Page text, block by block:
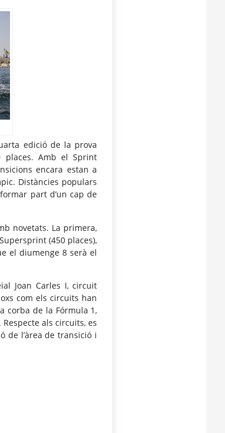
edició de la prova
places. Amb el Sprint
encara estan a
Distàncies populars
part d’un cap de
novetats. La primera,
(450 places),
el diumenge 8 serà el
Joan Carles I, circuit
com els circuits han
corba de la Fórmula 1,
als circuits, es
de l’àrea de transició i